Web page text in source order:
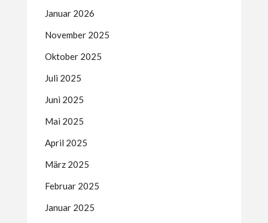
Januar 2026
November 2025
Oktober 2025
Juli 2025
Juni 2025
Mai 2025
April 2025
März 2025
Februar 2025
Januar 2025